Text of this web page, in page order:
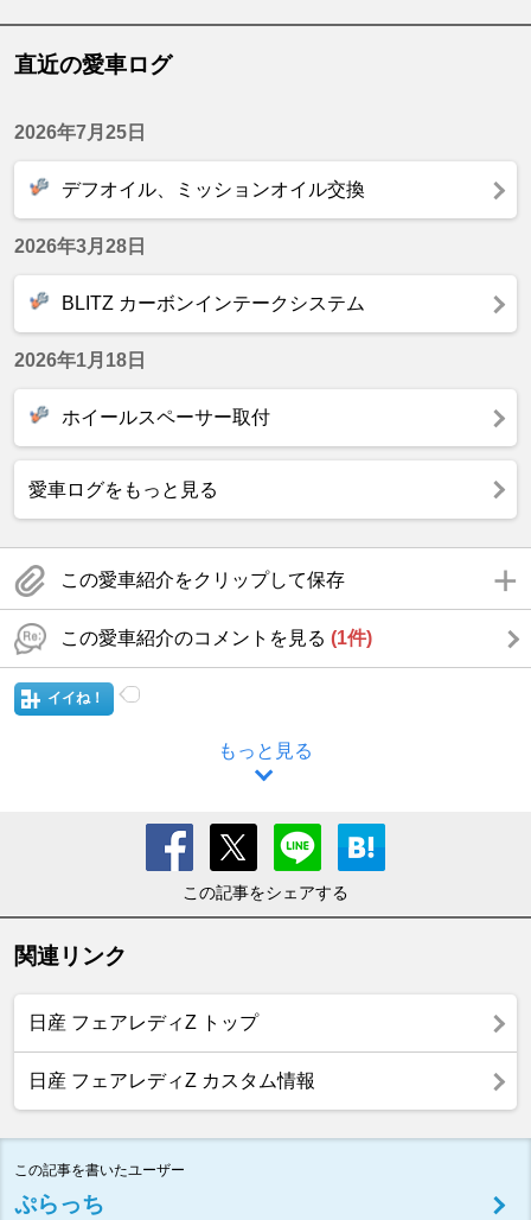
直近の愛車ログ
2026年7月25日
デフオイル、ミッションオイル交換
2026年3月28日
BLITZ カーボンインテークシステム
2026年1月18日
ホイールスペーサー取付
愛車ログをもっと見る
この愛車紹介をクリップして保存
この愛車紹介のコメントを見る (1件)
イイね！
もっと見る
この記事をシェアする
関連リンク
日産 フェアレディZ トップ
日産 フェアレディZ カスタム情報
この記事を書いたユーザー
ぷらっち